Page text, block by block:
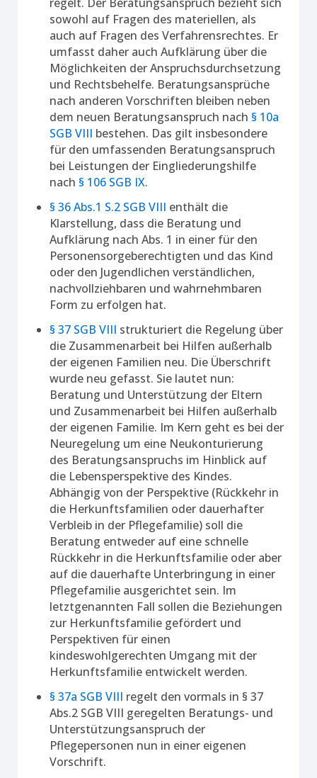
sowohl auf Fragen des materiellen, als
auch auf Fragen des Verfahrensrechtes. Er
umfasst daher auch Aufklärung über die
Möglichkeiten der Anspruchsdurchsetzung
und Rechtsbehelfe. Beratungsansprüche
nach anderen Vorschriften bleiben neben
dem neuen Beratungsanspruch nach § 10a
SGB VIII bestehen. Das gilt insbesondere
für den umfassenden Beratungsanspruch
bei Leistungen der Eingliederungshilfe
nach § 106 SGB IX.
§ 36 Abs.1 S.2 SGB VIII enthält die
Klarstellung, dass die Beratung und
Aufklärung nach Abs. 1 in einer für den
Personensorgeberechtigten und das Kind
oder den Jugendlichen verständlichen,
nachvollziehbaren und wahrnehmbaren
Form zu erfolgen hat.
§ 37 SGB VIII strukturiert die Regelung über
die Zusammenarbeit bei Hilfen außerhalb
der eigenen Familien neu. Die Überschrift
wurde neu gefasst. Sie lautet nun:
Beratung und Unterstützung der Eltern
und Zusammenarbeit bei Hilfen außerhalb
der eigenen Familie. Im Kern geht es bei der
Neuregelung um eine Neukonturierung
des Beratungsanspruchs im Hinblick auf
die Lebensperspektive des Kindes.
Abhängig von der Perspektive (Rückkehr in
die Herkunftsfamilien oder dauerhafter
Verbleib in der Pflegefamilie) soll die
Beratung entweder auf eine schnelle
Rückkehr in die Herkunftsfamilie oder aber
auf die dauerhafte Unterbringung in einer
Pflegefamilie ausgerichtet sein. Im
letztgenannten Fall sollen die Beziehungen
zur Herkunftsfamilie gefördert und
Perspektiven für einen
kindeswohlgerechten Umgang mit der
Herkunftsfamilie entwickelt werden.
§ 37a SGB VIII regelt den vormals in § 37
Abs.2 SGB VIII geregelten Beratungs- und
Unterstützungsanspruch der
Pflegepersonen nun in einer eigenen
Vorschrift.